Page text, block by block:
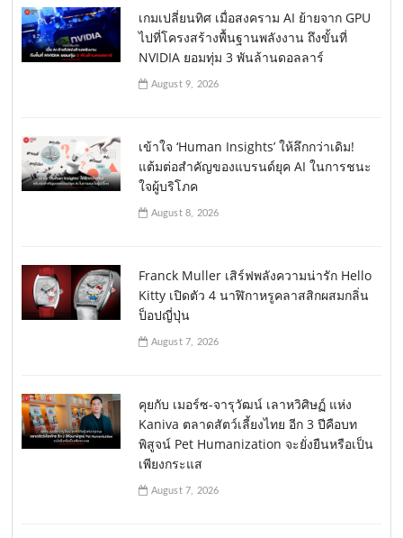
เกมเปลี่ยนทิศ เมื่อสงคราม AI ย้ายจาก GPU
ไปที่โครงสร้างพื้นฐานพลังงาน ถึงขั้นที่
NVIDIA ยอมทุ่ม 3 พันล้านดอลลาร์
August 9, 2026
เข้าใจ ‘Human Insights’ ให้ลึกกว่าเดิม!
แต้มต่อสำคัญของแบรนด์ยุค AI ในการชนะ
ใจผู้บริโภค
August 8, 2026
Franck Muller เสิร์ฟพลังความน่ารัก Hello
Kitty เปิดตัว 4 นาฬิกาหรูคลาสสิกผสมกลิ่น
ป็อปญี่ปุ่น
August 7, 2026
คุยกับ เมอร์ซ-จารุวัฒน์ เลาหวิศิษฏ์ แห่ง
Kaniva ตลาดสัตว์เลี้ยงไทย อีก 3 ปีคือบท
พิสูจน์ Pet Humanization จะยั่งยืนหรือเป็น
เพียงกระแส
August 7, 2026